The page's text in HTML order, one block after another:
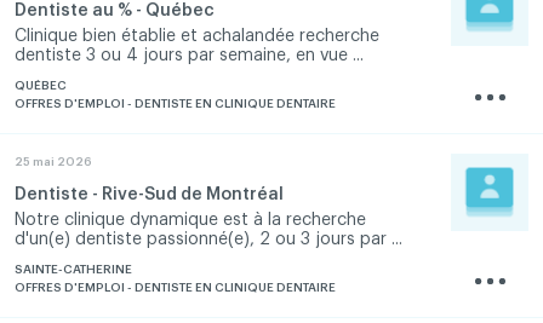
Dentiste au % - Québec
Clinique bien établie et achalandée recherche
dentiste 3 ou 4 jours par semaine, en vue ...
QUÉBEC
OFFRES D'EMPLOI - DENTISTE EN CLINIQUE DENTAIRE
Dentiste - Rive-Sud de Montréal
Notre clinique dynamique est à la recherche
d'un(e) dentiste passionné(e), 2 ou 3 jours par ...
25 mai 2026
SAINTE-CATHERINE
OFFRES D'EMPLOI - DENTISTE EN CLINIQUE DENTAIRE